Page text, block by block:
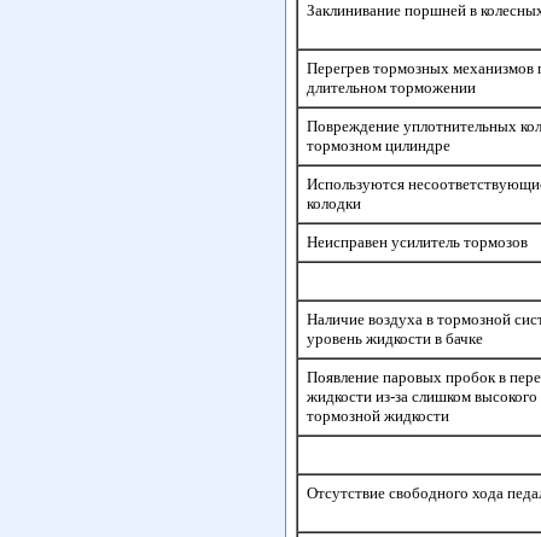
Заклинивание поршней в
Перегрев тормозных механизмов
длительном торможении
Повреждение уплотнительных
тормозном цилиндре
Используются
колодки
Неисправен усилитель тормозов
Наличие воздуха в тормозной
уровень жидкости в бачке
Появление паровых пробок в
жидкости из-за слишком
тормозной жидкости
Отсутствие свободного хода